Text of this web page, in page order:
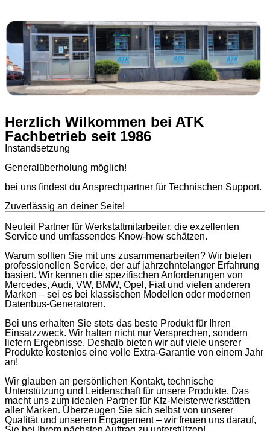
Herzlich Wilkommen bei ATK
Fachbetrieb seit 1986
Instandsetzung
Generalüberholung möglich!
bei uns findest du Ansprechpartner für Technischen Support.
Zuverlässig an deiner Seite!
Neuteil Partner für Werkstattmitarbeiter, die exzellenten
Service und umfassendes Know-how schätzen.
Warum sollten Sie mit uns zusammenarbeiten? Wir bieten
professionellen Service, der auf jahrzehntelanger Erfahrung
basiert. Wir kennen die spezifischen Anforderungen von
Mercedes, Audi, VW, BMW, Opel, Fiat und vielen anderen
Marken – sei es bei klassischen Modellen oder modernen
Datenbus-Generatoren.
Bei uns erhalten Sie stets das beste Produkt für Ihren
Einsatzzweck. Wir halten nicht nur Versprechen, sondern
liefern Ergebnisse. Deshalb bieten wir auf viele unserer
Produkte kostenlos eine volle Extra-Garantie von einem Jahr
an!
Wir glauben an persönlichen Kontakt, technische
Unterstützung und Leidenschaft für unsere Produkte. Das
macht uns zum idealen Partner für Kfz-Meisterwerkstätten
aller Marken. Überzeugen Sie sich selbst von unserer
Qualität und unserem Engagement – wir freuen uns darauf,